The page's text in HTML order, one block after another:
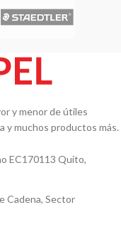
y menor de útiles
y muchos productos más.
EC170113 Quito,
Cadena, Sector